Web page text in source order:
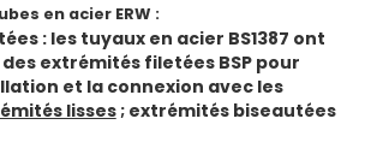
en acier ERW :
: les tuyaux en acier BS1387 ont
extrémités filetées BSP pour
et la connexion avec les
lisses; extrémités biseautées